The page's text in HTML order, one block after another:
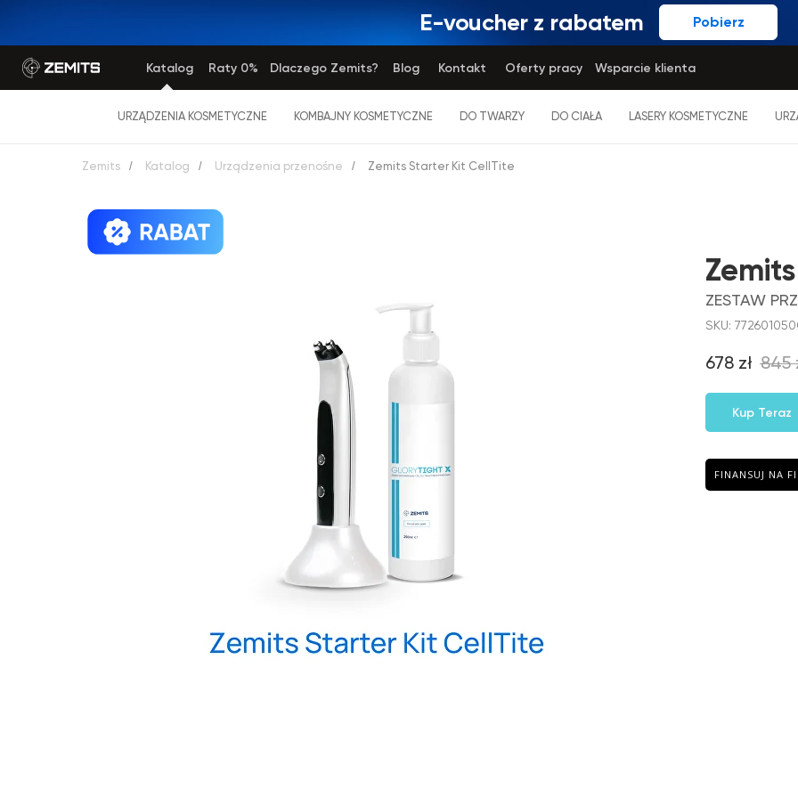
Pobierz
E-voucher z rabatem
Katalog Blog
Raty 0% Dlaczego Zemits? Kontakt Oferty pracy Wsparcie klienta
URZĄDZENIA KOSMETYCZNE KOMBAJNY KOSMETYCZNE DO TWARZY DO CIAŁA LASERY KOSMETYCZNE
Zemits / Katalog / Urządzenia przenośne / Zemits Starter Kit CellTite
ZESTAW
SKU:
678 zł 845
Kup Teraz
FINANSUJ NA